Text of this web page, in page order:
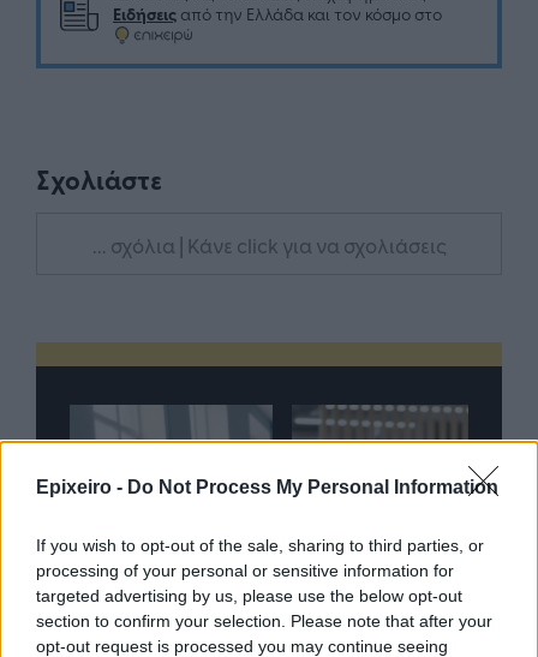
Epixeiro - Do Not Process My Personal Information
If you wish to opt-out of the sale, sharing to third parties, or
processing of your personal or sensitive information for
targeted advertising by us, please use the below opt-out
section to confirm your selection. Please note that after your
opt-out request is processed you may continue seeing
Ειδήσεις από την Ελλάδα και τον κόσμο στο
Σχολιάστε
... σχόλια | Κάνε click για να σχολιάσεις